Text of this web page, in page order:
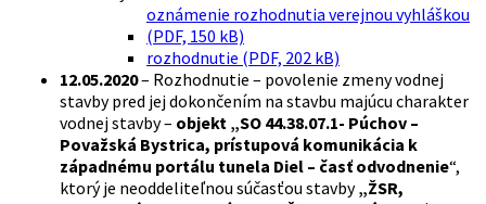
oznámenie rozhodnutia verejnou vyhláškou
(PDF, 150 kB)
rozhodnutie (PDF, 202 kB)
12.05.2020– Rozhodnutie – povolenie zmeny vodnej
stavby pred jej dokončením na stavbu majúcu charakter
vodnej stavby – objekt „SO 44.38.07.1- Púchov –
Považská Bystrica, prístupová komunikácia k
západnému portálu tunela Diel – časť odvodnenie“,
ktorý je neoddeliteľnou súčasťou stavby„ŽSR,